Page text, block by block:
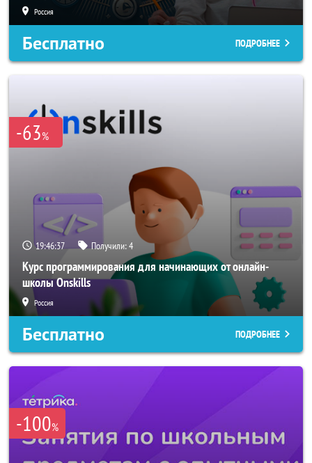
Россия
Бесплатно ПОДРОБНЕЕ
-63%
19:46:37 Получили:4
Курс программирования для начинающих от онлайн-
школы Onskills
Россия
Бесплатно ПОДРОБНЕЕ
-100%